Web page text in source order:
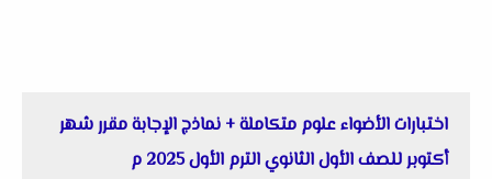
اختبارات الأضواء علوم متكاملة + نماذج الإجابة مقرر شهر
أكتوبر للصف الأول الثانوي الترم الأول 2025 م